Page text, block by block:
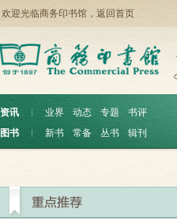
欢迎光临商务印书馆， 返回首页
资讯 ︱ 业界 动态 专题
书评
图书
︱ 新书 常备 丛书 辑刊